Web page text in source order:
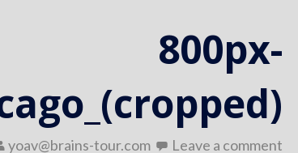
800px-
yoav@brains-tour.com Leave a comment